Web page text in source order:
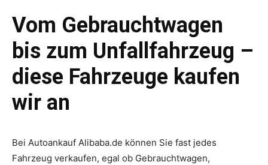
Vom Gebrauchtwagen
bis zum Unfallfahrzeug –
diese Fahrzeuge kaufen
wir an
Bei Autoankauf Alibaba.de können Sie fast jedes
Fahrzeug verkaufen, egal ob Gebrauchtwagen,